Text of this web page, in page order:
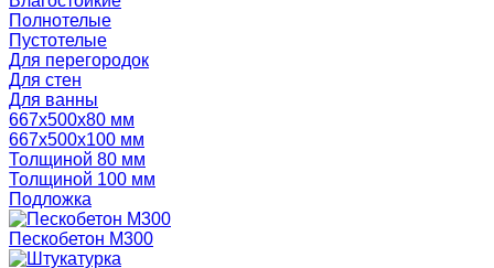
Полнотелые
Пустотелые
Для перегородок
Для стен
Для ванны
667х500х80 мм
667х500х100 мм
Толщиной 80 мм
Толщиной 100 мм
Подложка
Пескобетон М300